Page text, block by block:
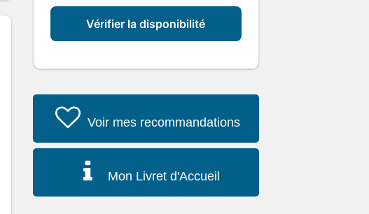
Vérifier la disponibilité
Voir mes recommandations
Mon Livret d'Accueil